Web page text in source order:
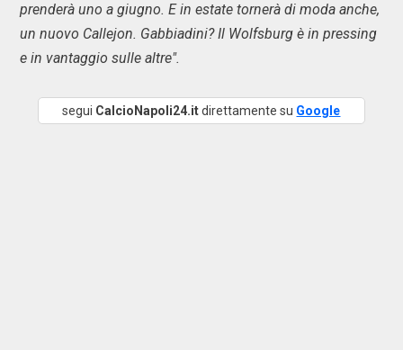
prenderà uno a giugno. E in estate tornerà di moda anche,
un nuovo Callejon. Gabbiadini? Il Wolfsburg è in pressing
e in vantaggio sulle altre".
segui CalcioNapoli24.itdirettamente su Google